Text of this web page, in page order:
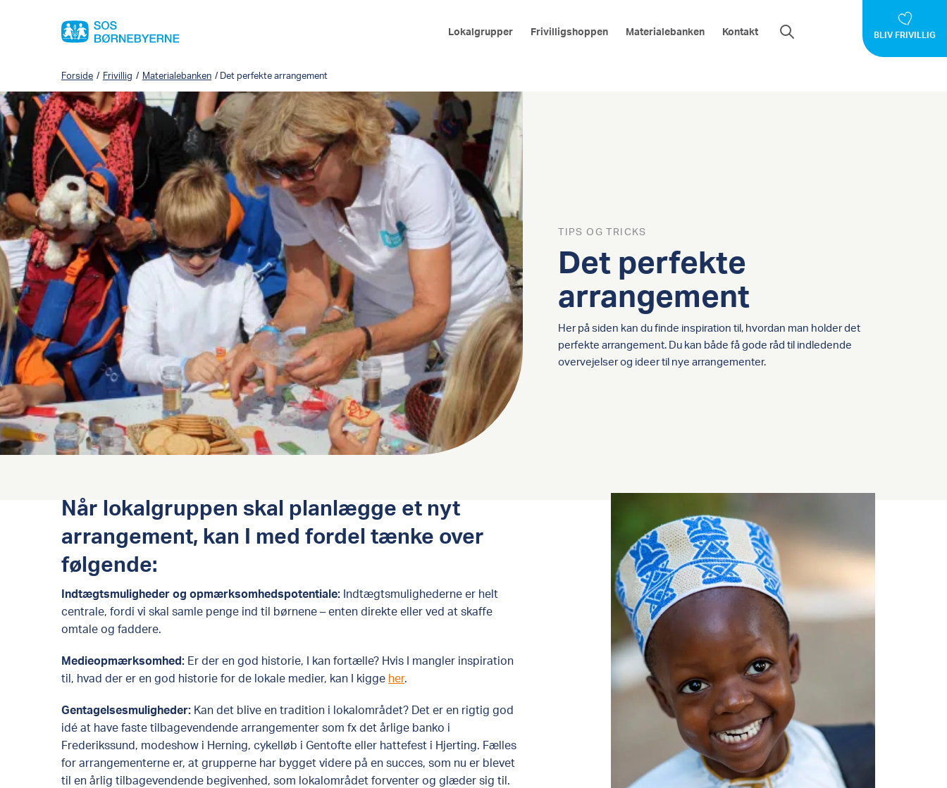
Lokalgrupper Frivilligshoppen Materialebanken Kontakt BLIV FRIVILLIG
Forside / Frivillig / Materialebanken / Det perfekte arrangement
TIPS OG TRICKS
Det perfekte
arrangement
Her på siden kan du finde inspiration til, hvordan man holder det
perfekte arrangement. Du kan både få gode råd til indledende
overvejelser og ideer til nye arrangementer.
Når lokalgruppen skal planlægge et nyt
arrangement, kan I med fordel tænke over
følgende:
Indtægtsmuligheder og opmærksomhedspotentiale​: Indtægtsmulighederne er helt
centrale, fordi vi skal samle penge ind til børnene – enten direkte eller ved at skaffe
omtale og faddere.
Medieopmærksomhed: Er der en god historie, I kan fortælle?​ Hvis I mangler inspiration
til, hvad der er en god historie for de lokale medier, kan I kigge her.
Gentagelsesmuligheder: Kan det blive en tradition i lokalområdet?​ Det er en rigtig god
idé at have faste tilbagevendende arrangementer som fx det årlige banko i
Frederikssund, modeshow i Herning, cykelløb i Gentofte eller hattefest i Hjerting. Fælles
for arrangementerne er, at grupperne har bygget videre på en succes, som nu er blevet
til en årlig tilbagevendende begivenhed, som lokalområdet forventer og glæder sig til.